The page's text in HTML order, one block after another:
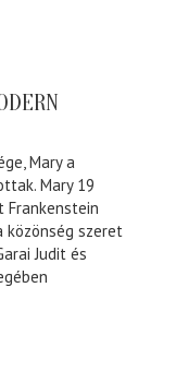
Mary a
Mary 19
Frankenstein
közönség szeret
Judit és